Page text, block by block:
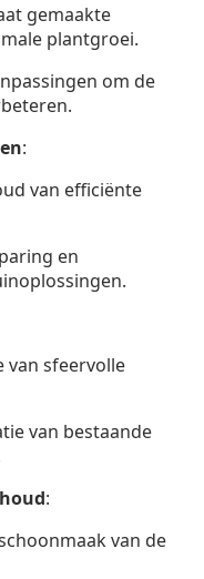
gemaakte
plantgroei.
om de
:
van efficiënte
en
van sfeervolle
van bestaande
:
van de